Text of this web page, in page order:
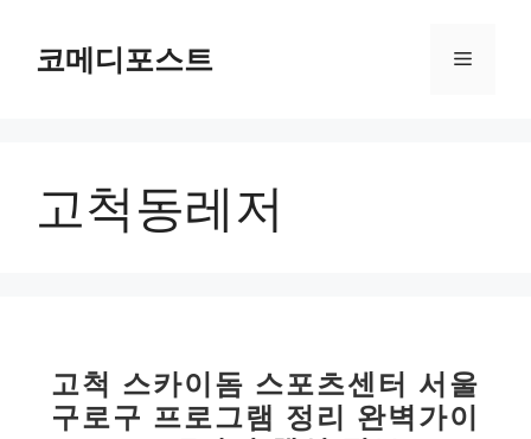
코메디포스트 메
고척동레저
고척 스카이돔 스포츠센터 서울
구로구 프로그램 정리 완벽가이